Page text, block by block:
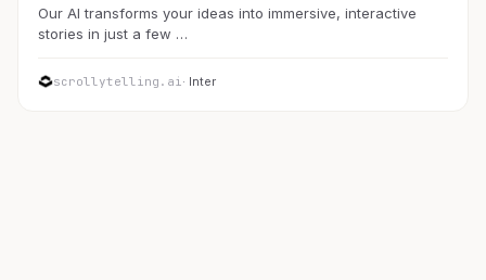
Our AI transforms your ideas into immersive, interactive
stories in just a few …
scrollytelling.ai· Inter